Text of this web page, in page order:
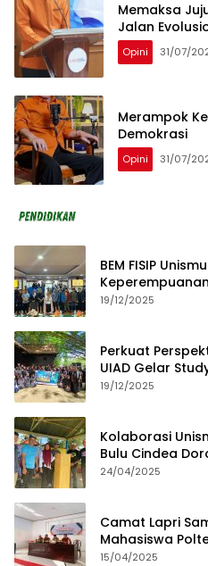
Memaksa
Jalan
Opini 31/07/
Merampok
Demokrasi
Opini 31/07/
BEM FISIP
dan Budaya Lokal
19/12/2025
Perkuat
UIAD Gelar
19/12/2025
Kolaborasi
Bulu Cindea
24/04/2025
Camat Lapri
Mahasiswa
15/04/2025